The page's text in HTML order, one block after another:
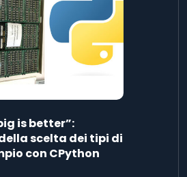
is better”:
scelta dei tipi di
con CPython